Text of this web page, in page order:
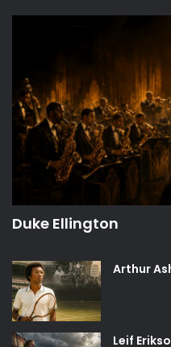
Duke Ellington
Arthur
Leif